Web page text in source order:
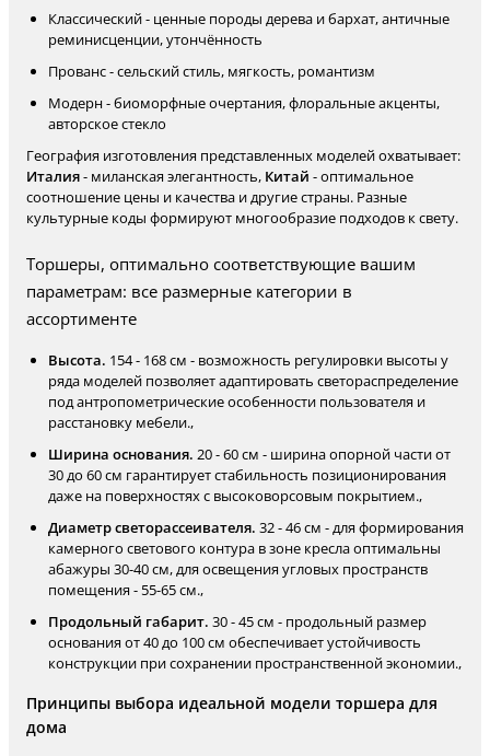
Классический - ценные породы дерева и бархат, античные
реминисценции, утончённость
Прованс - сельский стиль, мягкость, романтизм
Модерн - биоморфные очертания, флоральные акценты,
авторское стекло
География изготовления представленных моделей охватывает:
Италия- миланская элегантность, Китай - оптимальное
соотношение цены и качества и другие страны. Разные
культурные коды формируют многообразие подходов к свету.
Торшеры, оптимально соответствующие вашим
параметрам: все размерные категории в
ассортименте
Высота. 154 - 168 см - возможность регулировки высоты у
ряда моделей позволяет адаптировать светораспределение
под антропометрические особенности пользователя и
расстановку мебели.,
Ширина основания. 20 - 60 см - ширина опорной части от
30 до 60 см гарантирует стабильность позиционирования
даже на поверхностях с высоковорсовым покрытием.,
Диаметр светорассеивателя. 32 - 46 см - для формирования
камерного светового контура в зоне кресла оптимальны
абажуры 30-40 см, для освещения угловых пространств
помещения - 55-65 см.,
Продольный габарит. 30 - 45 см - продольный размер
основания от 40 до 100 см обеспечивает устойчивость
конструкции при сохранении пространственной экономии.,
Принципы выбора идеальной модели торшера для
дома